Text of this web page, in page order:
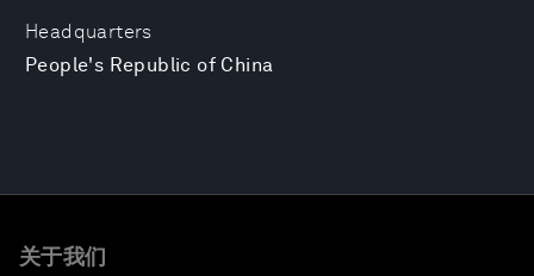
Headquarters
People's Republic of China
关于我们